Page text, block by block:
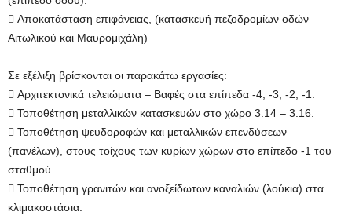
 Αποκατάσταση επιφάνειας, (κατασκευή πεζοδρομίων οδών
Αιτωλικού και Μαυρομιχάλη)
Σε εξέλιξη βρίσκονται οι παρακάτω εργασίες:
 Αρχιτεκτονικά τελειώματα – Βαφές στα επίπεδα -4, -3, -2, -1.
 Τοποθέτηση μεταλλικών κατασκευών στο χώρο 3.14 – 3.16.
 Τοποθέτηση ψευδοροφών και μεταλλικών επενδύσεων
(πανέλων), στους τοίχους των κυρίων χώρων στο επίπεδο -1 του
σταθμού.
 Τοποθέτηση γρανιτών και ανοξείδωτων καναλιών (λούκια) στα
κλιμακοστάσια.